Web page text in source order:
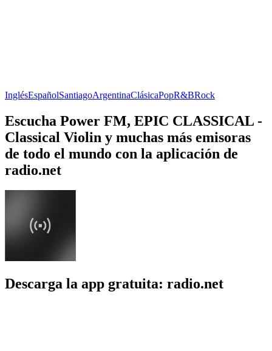
InglésEspañolSantiagoArgentinaClásicaPopR&BRock
Escucha Power FM, EPIC CLASSICAL -
Classical Violin y muchas más emisoras
de todo el mundo con la aplicación de
radio.net
Descarga la app gratuita: radio.net